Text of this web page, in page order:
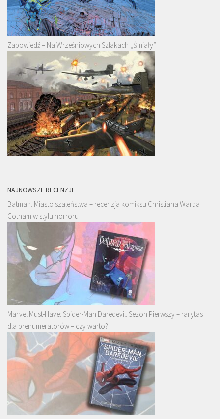
Zapowiedź – Na Wrześniowych Szlakach „Śmiały”
NAJNOWSZE RECENZJE
Batman. Miasto szaleństwa – recenzja komiksu Christiana Warda |
Gotham w stylu horroru
Marvel Must-Have: Spider-Man Daredevil. Sezon Pierwszy – rarytas
dla prenumeratorów – czy warto?